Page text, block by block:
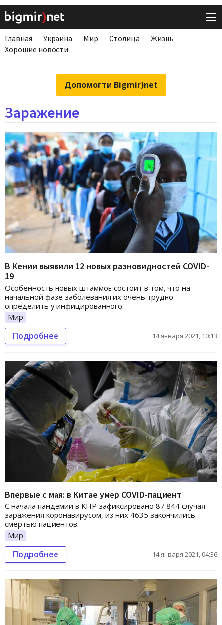
Главная Украина Мир Столица
Жизнь
Хорошие новости
Допомогти Bigmir)net
Заражение
В Кении выявили 12 новых разновидностей COVID-
19
Особенность новых штаммов состоит в том, что на
начальной фазе заболевания их очень трудно
определить у инфицированного.
Мир
Подробнее 14 января 2021, 10:13
Впервые с мая: в Китае умер COVID-пациент
С начала пандемии в КНР зафиксировано 87 844 случая
заражения коронавирусом, из них 4635 закончились
смертью пациентов.
Мир
Подробнее 14 января 2021, 04:36